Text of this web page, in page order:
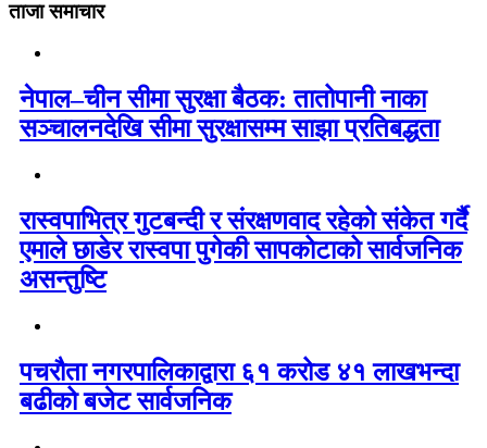
ताजा समाचार
नेपाल–चीन सीमा सुरक्षा बैठक: तातोपानी नाका
सञ्चालनदेखि सीमा सुरक्षासम्म साझा प्रतिबद्धता
रास्वपाभित्र गुटबन्दी र संरक्षणवाद रहेको संकेत गर्दै
एमाले छाडेर रास्वपा पुगेकी सापकोटाको सार्वजनिक
असन्तुष्टि
पचरौता नगरपालिकाद्वारा ६१ करोड ४१ लाखभन्दा
बढीको बजेट सार्वजनिक